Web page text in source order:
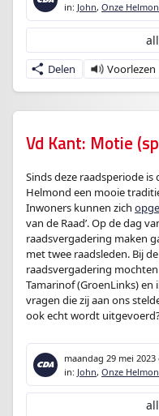
in: John, Onze
Delen
Vd Kant: Motie
Sinds deze raadsperiode is
Helmond een mooie
Inwoners kunnen zich
van de Raad’. Op de dag
raadsvergadering maken
met twee raadsleden. Bij
raadsvergadering
Tamarinof (GroenLinks)
vragen die zij aan ons
ook echt wordt
maandag 29 mei 2023
in: John, Onze